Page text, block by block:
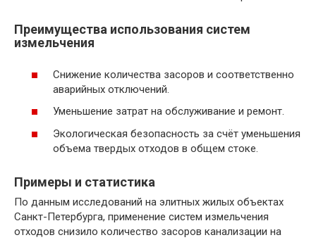
Преимущества использования систем
измельчения
Снижение количества засоров и соответственно
аварийных отключений.
Уменьшение затрат на обслуживание и ремонт.
Экологическая безопасность за счёт уменьшения
объема твердых отходов в общем стоке.
Примеры и статистика
По данным исследований на элитных жилых объектах
Санкт-Петербурга, применение систем измельчения
отходов снизило количество засоров канализации на